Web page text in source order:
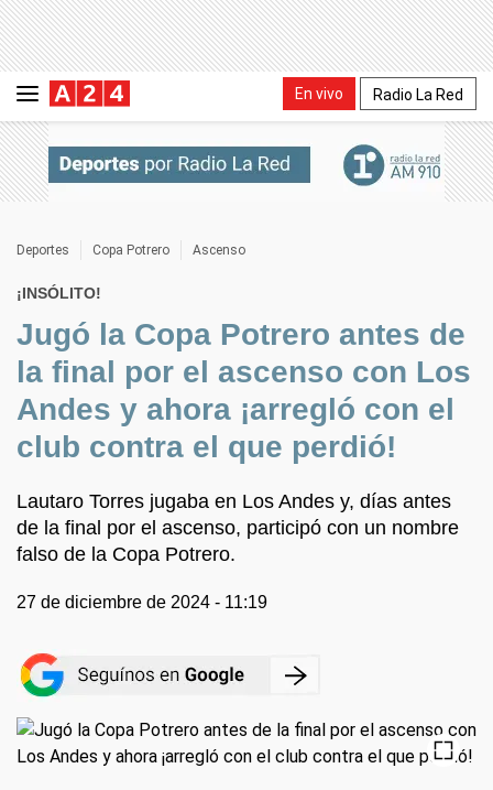
En vivo Radio La Red
Deportes Copa Potrero Ascenso
¡INSÓLITO!
Jugó la Copa Potrero antes de
la final por el ascenso con Los
Andes y ahora ¡arregló con el
club contra el que perdió!
Lautaro Torres jugaba en Los Andes y, días antes
de la final por el ascenso, participó con un nombre
falso de la Copa Potrero.
27 de diciembre de 2024 - 11:19